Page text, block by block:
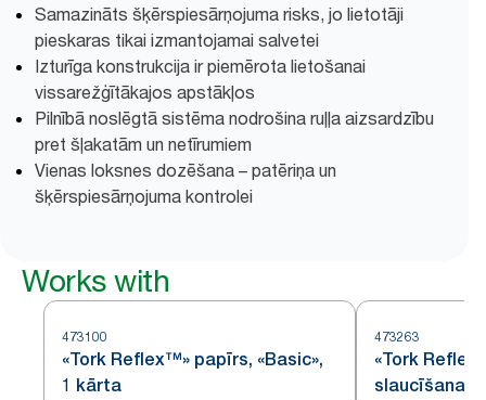
Samazināts šķērspiesārņojuma risks, jo lietotāji
pieskaras tikai izmantojamai salvetei
Izturīga konstrukcija ir piemērota lietošanai
vissarežģītākajos apstākļos
Pilnībā noslēgtā sistēma nodrošina ruļļa aizsardzību
pret šļakatām un netīrumiem
Vienas loksnes dozēšana – patēriņa un
šķērspiesārņojuma kontrolei
Works with
473100
«Tork Reflex™» papīrs, «Basic»,
1 kārta
473263
«Tork
slaucīšanai